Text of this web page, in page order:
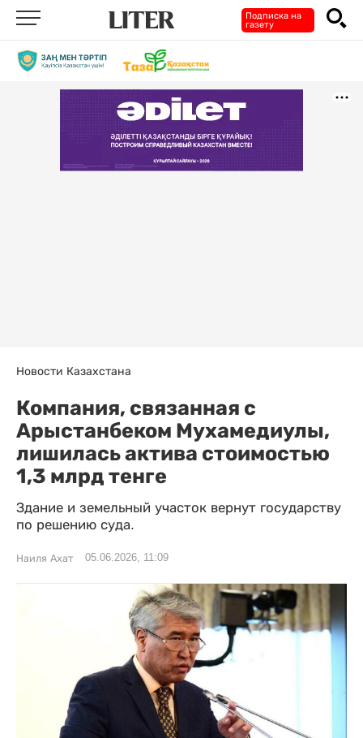
Подписка на
газету
Новости Казахстана
Компания, связанная с
Арыстанбеком Мухамедиулы,
лишилась актива стоимостью
1,3 млрд тенге
Здание и земельный участок вернут государству
по решению суда.
Наиля Ахат 05.06.2026, 11:09